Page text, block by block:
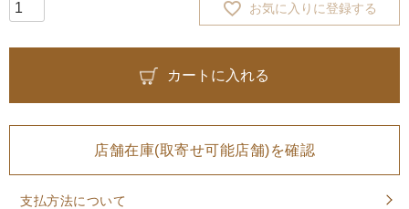
お気に入りに登録する
カートに入れる
店舗在庫(取寄せ可能店舗)を確認
支払方法について